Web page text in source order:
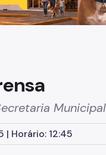
Horário: 12:45